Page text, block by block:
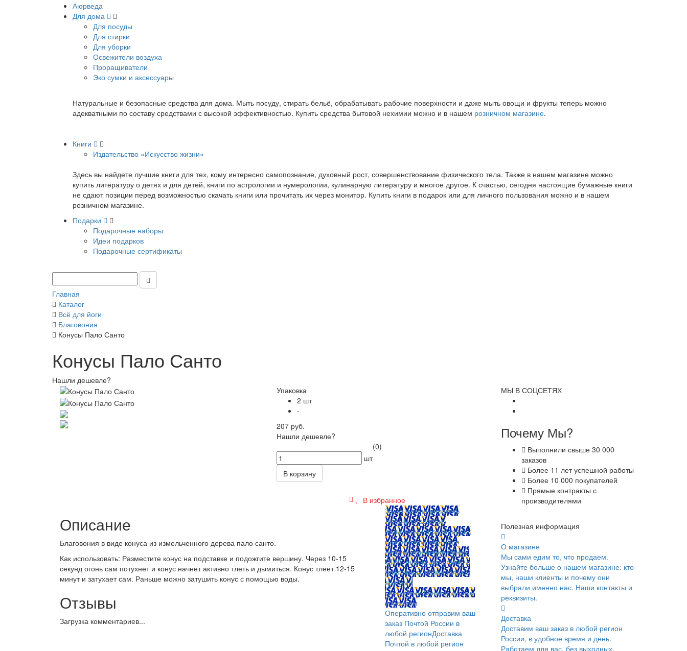
Аюрведа
Для дома
Для посуды
Для стирки
Для уборки
Освежители воздуха
Проращиватели
Эко сумки и аксессуары
Натуральные и безопасные средства для дома. Мыть посуду, стирать бельё, обрабатывать рабочие поверхности и даже мыть овощи и фрукты теперь можно
адекватными по составу средствами с высокой эффективностью. Купить средства бытовой нехимии можно и в нашем розничном магазине.
Книги
Издательство «Искусство жизни»
Здесь вы найдете лучшие книги для тех, кому интересно самопознание, духовный рост, совершенствование физического тела. Также в нашем магазине можно
купить литературу о детях и для детей, книги по астрологии и нумерологии, кулинарную литературу и многое другое. К счастью, сегодня настоящие бумажные книги
не сдают позиции перед возможностью скачать книги или прочитать их через монитор. Купить книги в подарок или для личного пользования можно и в нашем
розничном магазине.
Подарки
Подарочные наборы
Идеи подарков
Подарочные сертификаты
Главная
Каталог
Всё для йоги
Благовония
Конусы Пало Санто
Конусы Пало Санто
Нашли дешевле?
Упаковка
2 шт
-
207 руб.
Нашли дешевле?
(0)
шт
В корзину
В избранное
Описание
Благовония в виде конуса из измельченного дерева пало санто.
Как использовать: Разместите конус на подставке и подожгите вершину. Через 10-15
секунд огонь сам потухнет и конус начнет активно тлеть и дымиться. Конус тлеет 12-15
минут и затухает сам. Раньше можно затушить конус с помощью воды.
Отзывы
Загрузка комментариев...
Заказ можно оплатить
любым способом:
наличными (Красноярск);
пластиковой картой; в
любом отделении банка;
QIWI, яндекс.деньгами; в
платежных терминалах и
другими
способами.Оплата любым
способом
Оперативно отправим ваш
заказ Почтой России в
любой регионДоставка
Почтой в любой регион
МЫ В СОЦСЕТЯХ
Почему Мы?
Выполнили свыше 30 000
заказов
Более 11 лет успешной работы
Более 10 000 покупателей
Прямые контракты с
производителями
Полезная информация
О магазине
Мы сами едим то, что продаем.
Узнайте больше о нашем магазине: кто
мы, наши клиенты и почему они
выбрали именно нас. Наши контакты и
реквизиты.
Доставка
Доставим ваш заказ в любой регион
России, в удобное время и день.
Работаем для вас, без выходных.